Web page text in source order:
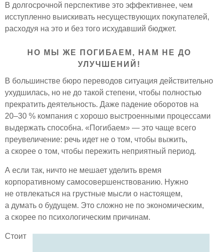
В долгосрочной перспективе это эффективнее, чем
исступленно выискивать несуществующих покупателей,
расходуя на это и без того исхудавший бюджет.
НО МЫ ЖЕ ПОГИБАЕМ, НАМ НЕ ДО
УЛУЧШЕНИЙ!
В большинстве бюро переводов ситуация действительно
ухудшилась, но не до такой степени, чтобы полностью
прекратить деятельность. Даже падение оборотов на
20–30 % компания с хорошо выстроенными процессами
выдержать способна. «Погибаем» — это чаще всего
преувеличение: речь идет не о том, чтобы выжить,
а скорее о том, чтобы пережить неприятный период.
А если так, ничто не мешает уделить время
корпоративному самосовершенствованию. Нужно
не отвлекаться на грустные мысли о настоящем,
а думать о будущем. Это сложно не по экономическим,
а скорее по психологическим причинам.
Стоит